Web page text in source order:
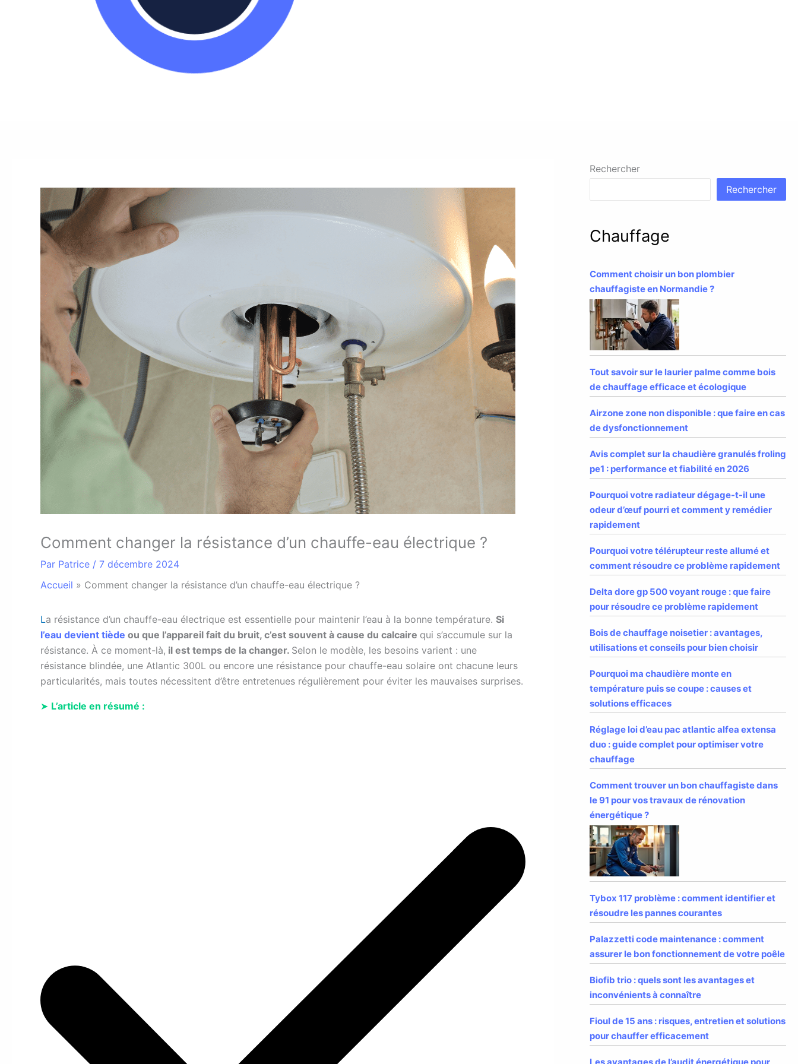
Comment changer la résistance d’un chauffe-eau électrique ?
Par Patrice / 7 décembre 2024
Accueil » Comment changer la résistance d’un chauffe-eau électrique ?
La résistance d’un chauffe-eau électrique est essentielle pour maintenir l’eau à la bonne température. Si
l’eau devient tiède ou que l’appareil fait du bruit, c’est souvent à cause du calcaire qui s’accumule sur la
résistance. À ce moment-là, il est temps de la changer. Selon le modèle, les besoins varient : une
résistance blindée, une Atlantic 300L ou encore une résistance pour chauffe-eau solaire ont chacune leurs
particularités, mais toutes nécessitent d’être entretenues régulièrement pour éviter les mauvaises surprises.
➤ L’article en résumé :
Rechercher
Rechercher
Chauffage
Comment choisir un bon plombier
chauffagiste en Normandie ?
Tout savoir sur le laurier palme comme bois
de chauffage efficace et écologique
Airzone zone non disponible : que faire en cas
de dysfonctionnement
Avis complet sur la chaudière granulés froling
pe1 : performance et fiabilité en 2026
Pourquoi votre radiateur dégage-t-il une
odeur d’œuf pourri et comment y remédier
rapidement
Pourquoi votre télérupteur reste allumé et
comment résoudre ce problème rapidement
Delta dore gp 500 voyant rouge : que faire
pour résoudre ce problème rapidement
Bois de chauffage noisetier : avantages,
utilisations et conseils pour bien choisir
Pourquoi ma chaudière monte en
température puis se coupe : causes et
solutions efficaces
Réglage loi d’eau pac atlantic alfea extensa
duo : guide complet pour optimiser votre
chauffage
Comment trouver un bon chauffagiste dans
le 91 pour vos travaux de rénovation
énergétique ?
Tybox 117 problème : comment identifier et
résoudre les pannes courantes
Palazzetti code maintenance : comment
assurer le bon fonctionnement de votre poêle
Biofib trio : quels sont les avantages et
inconvénients à connaître
Fioul de 15 ans : risques, entretien et solutions
pour chauffer efficacement
Les avantages de l’audit énergétique pour